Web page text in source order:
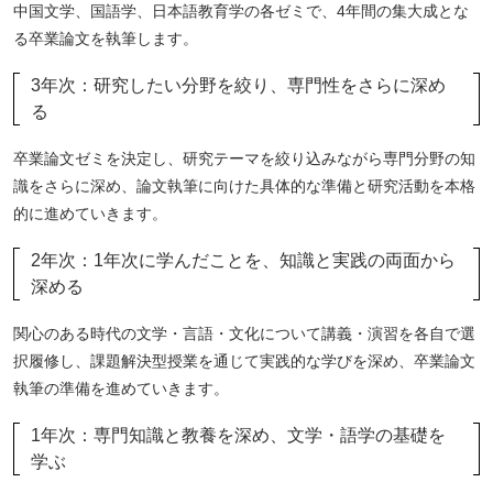
中国文学、国語学、日本語教育学の各ゼミで、4年間の集大成とな
る卒業論文を執筆します。
3年次：研究したい分野を絞り、専門性をさらに深め
る
卒業論文ゼミを決定し、研究テーマを絞り込みながら専門分野の知
識をさらに深め、論文執筆に向けた具体的な準備と研究活動を本格
的に進めていきます。
2年次：1年次に学んだことを、知識と実践の両面から
深める
関心のある時代の文学・言語・文化について講義・演習を各自で選
択履修し、課題解決型授業を通じて実践的な学びを深め、卒業論文
執筆の準備を進めていきます。
1年次：専門知識と教養を深め、文学・語学の基礎を
学ぶ